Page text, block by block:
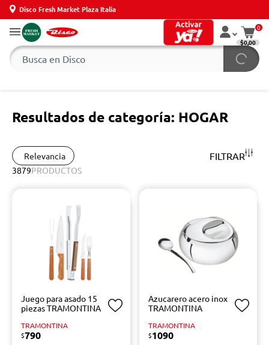
Disco Fresh Market Plaza Italia
0
$0,00
Resultados de categoría: HOGAR
Relevancia FILTRAR
3879PRODUCTOS
Juego para asado 15
piezas TRAMONTINA
TRAMONTINA
$790
Azucarero acero inox
TRAMONTINA
TRAMONTINA
$1090